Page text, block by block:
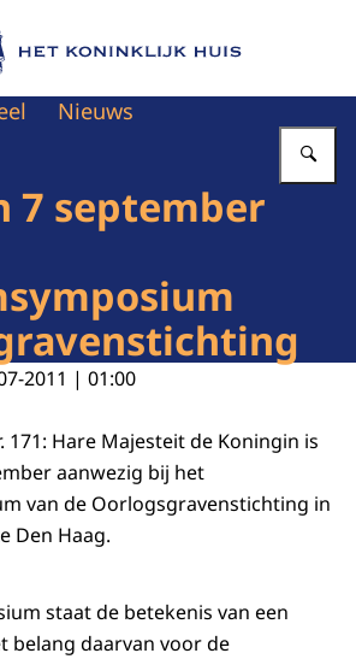
homepage van Het Koninklijk Huis
Nieuws
7 september
2011 | 01:00
171: Hare Majesteit de Koningin is
aanwezig bij het
van de Oorlogsgravenstichting in
Den Haag.
staat de betekenis van een
belang daarvan voor de